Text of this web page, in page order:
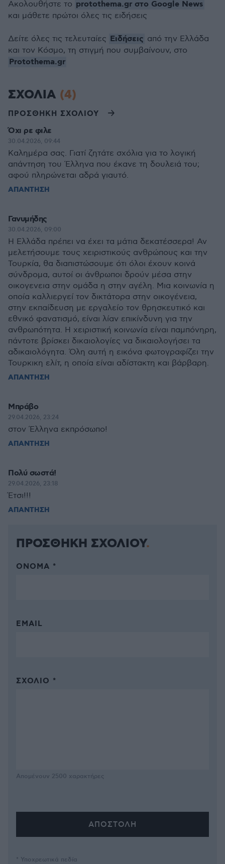
Ακολουθήστε το protothema.gr στο Google News
και μάθετε πρώτοι όλες τις ειδήσεις
Δείτε όλες τις τελευταίες Ειδήσεις από την Ελλάδα
και τον Κόσμο, τη στιγμή που συμβαίνουν, στο
Protothema.gr
ΣΧΟΛΙΑ (4)
ΠΡΟΣΘΗΚΗ ΣΧΟΛΙΟΥ
Όχι ρε φιλε
30.04.2026, 09:44
Καλημέρα σας. Γιατί ζητάτε σχόλια για το λογική
απάντηση του Έλληνα που έκανε τη δουλειά του;
αφού πληρώνεται αδρά γιαυτό.
ΑΠΑΝΤΗΣΗ
Γανυμήδης
30.04.2026, 09:00
Η Ελλάδα πρέπει να έχει τα μάτια δεκατέσσερα! Αν
μελετήσουμε τους χειριστικούς ανθρώπους και την
Τουρκία, θα διαπιστώσουμε ότι όλοι έχουν κοινά
σύνδρομα, αυτοί οι άνθρωποι δρούν μέσα στην
οικογενεια στην ομάδα η στην αγέλη. Μια κοινωνία η
οποία καλλιεργεί τον δικτάτορα στην οικογένεια,
στην εκπαίδευση με εργαλείο τον θρησκευτικό και
εθνικό φανατισμό, είναι λίαν επικίνδυνη για την
ανθρωπότητα. Η χειριστική κοινωνία είναι παμπόνηρη,
πάντοτε βρίσκει δικαιολογίες να δικαιολογήσει τα
αδικαιολόγητα. Όλη αυτή η εικόνα φωτογραφίζει την
Τουρκικη ελίτ, η οποία είναι αδίστακτη και βάρβαρη.
ΑΠΑΝΤΗΣΗ
Μπράβο
29.04.2026, 23:24
στον Έλληνα εκπρόσωπο!
ΑΠΑΝΤΗΣΗ
Πολύ σωστά!
29.04.2026, 23:18
Έτσι!!!
ΑΠΑΝΤΗΣΗ
ΠΡΟΣΘΗΚΗ ΣΧΟΛΙΟΥ
ΌΝΟΜΑ *
EMAIL
ΣΧΌΛΙΟ *
Απομένουν 2500 χαρακτήρες
* Υποχρεωτικά πεδία